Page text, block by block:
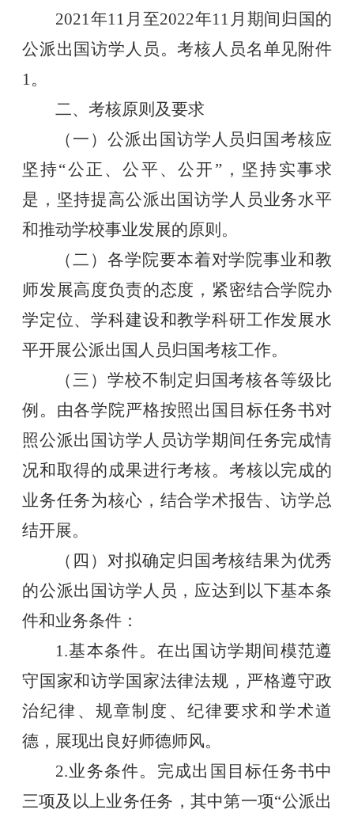
2021年11 月至2022年11 月期间归国的
公派出国访学人员。考核人员名单见附件
1。
二、考核原则及要求
（一）公派出国访学人员归国考核应
坚持“公正、公平、公开”，坚持实事求
是，坚持提高公派出国访学人员业务水平
和推动学校事业发展的原则。
（二）各学院要本着对学院事业和教
师发展高度负责的态度，紧密结合学院办
学定位、学科建设和教学科研工作发展水
平开展公派出国人员归国考核工作。
（三）学校不制定归国考核各等级比
例。由各学院严格按照出国目标任务书对
照公派出国访学人员访学期间任务完成情
况和取得的成果进行考核。考核以完成的
业务任务为核心，结合学术报告、访学总
结开展。
（四）对拟确定归国考核结果为优秀
的公派出国访学人员，应达到以下基本条
件和业务条件：
1.基本条件。在出国访学期间模范遵
守国家和访学国家法律法规，严格遵守政
治纪律、规章制度、纪律要求和学术道
德，展现出良好师德师风。
2.业务条件。完成出国目标任务书中
三项及以上业务任务，其中第一项“公派出